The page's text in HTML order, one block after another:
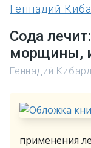
Геннадий
Сода
морщины,
Геннадий
применения